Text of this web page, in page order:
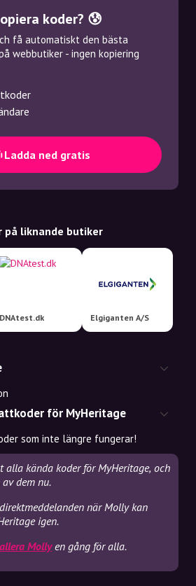
koder? 😰
få automatiskt den bästa
webbutiker - ingen kopiering
Ladda ned gratis
på liknande butiker
DNAtest.dk Elgiganten A/S
för MyHeritage
som inte längre fungerar!
kända koder för MyHeritage, och
dem nu.
när Molly kan
igen.
Mollyen gång för alla.